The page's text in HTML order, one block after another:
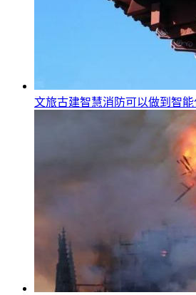
文旅古建智慧消防可以做到智